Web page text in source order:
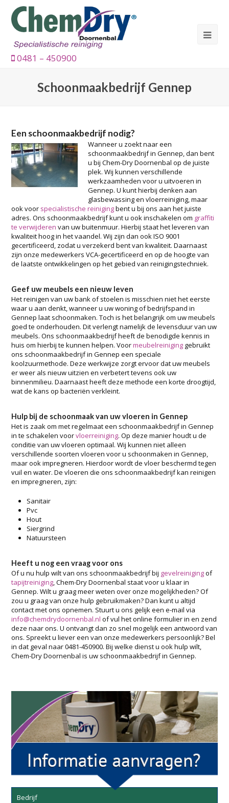
0481 – 450900
Schoonmaakbedrijf Gennep
Een schoonmaakbedrijf nodig?
Wanneer u zoekt naar een
schoonmaakbedrijf in Gennep, dan bent
u bij Chem-Dry Doornenbal op de juiste
plek. Wij kunnen verschillende
werkzaamheden voor u uitvoeren in
Gennep. U kunt hierbij denken aan
glasbewassing en vloerreiniging, maar
ook voor specialistische reinigingbent u bij ons aan het juiste
adres. Ons schoonmaakbedrijf kunt u ook inschakelen om graffiti
te verwijderen van uw buitenmuur. Hierbij staat het leveren van
kwaliteit hoog in het vaandel. Wij zijn dan ook ISO 9001
gecertificeerd, zodat u verzekerd bent van kwaliteit. Daarnaast
zijn onze medewerkers VCA-gecertificeerd en op de hoogte van
de laatste ontwikkelingen op het gebied van reinigingstechniek.
Geef uw meubels een nieuw leven
Het reinigen van uw bank of stoelen is misschien niet het eerste
waar u aan denkt, wanneer u uw woning of bedrijfspand in
Gennep laat schoonmaken. Toch is het belangrijk om uw meubels
goed te onderhouden. Dit verlengt namelijk de levensduur van uw
meubels. Ons schoonmaakbedrijf heeft de benodigde kennis in
huis om hierbij te kunnen helpen. Voormeubelreiniging gebruikt
ons schoonmaakbedrijf in Gennep een speciale
koolzuurmethode. Deze werkwijze zorgt ervoor dat uw meubels
er weer als nieuw uitzien en verbetert tevens ook uw
binnenmilieu. Daarnaast heeft deze methode een korte droogtijd,
wat de kans op bacteriën verkleint.
Hulp bij de schoonmaak van uw vloeren in Gennep
Het is zaak om met regelmaat een schoonmaakbedrijf in Gennep
in te schakelen voorvloerreiniging. Op deze manier houdt u de
conditie van uw vloeren optimaal. Wij kunnen niet alleen
verschillende soorten vloeren voor u schoonmaken in Gennep,
maar ook impregneren. Hierdoor wordt de vloer beschermd tegen
vuil en water. De vloeren die ons schoonmaakbedrijf kan reinigen
en impregneren, zijn:
Sanitair
Pvc
Hout
Siergrind
Natuursteen
Heeft u nog een vraag voor ons
Of u nu hulp wilt van ons schoonmaakbedrijf bij gevelreinigingof
tapijtreiniging, Chem-Dry Doornenbal staat voor u klaar in
Gennep. Wilt u graag meer weten over onze mogelijkheden? Of
zou u graag van onze hulp gebruikmaken? Dan kunt u altijd
contact met ons opnemen. Stuurt u ons gelijk een e-mail via
info@chemdrydoornenbal.nl of vul het online formulier in en zend
deze naar ons. U ontvangt dan zo snel mogelijk een antwoord van
ons. Spreekt u liever een van onze medewerkers persoonlijk? Bel
in dat geval naar 0481-450900. Bij welke dienst u ook hulp wilt,
Chem-Dry Doornenbal is uw schoonmaakbedrijf in Gennep.
Bedrijf